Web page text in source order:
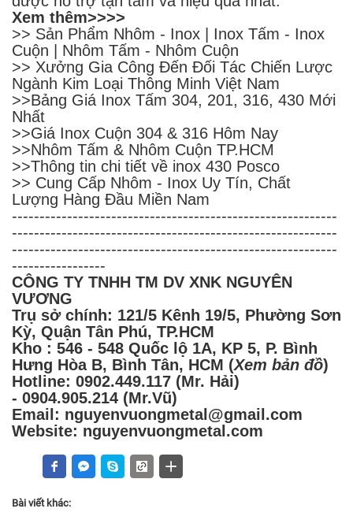
Xem thêm>>>>
>> Sản Phẩm Nhôm - Inox | Inox Tấm - Inox
Cuộn | Nhôm Tấm - Nhôm Cuộn
>> Xưởng Gia Công Đến Đối Tác Chiến Lược
Ngành Kim Loại Thông Minh Việt Nam
>>Bảng Giá Inox Tấm 304, 201, 316, 430 Mới
Nhất
>>Giá Inox Cuộn 304 & 316 Hôm Nay
>>Nhôm Tấm & Nhôm Cuộn TP.HCM
>>Thông tin chi tiết về inox 430 Posco
>> Cung Cấp Nhôm - Inox Uy Tín, Chất
Lượng Hàng Đầu Miền Nam
-----------------------------------------------------------
-----------------------------------------------------------
-----------------------------------------------------------
-----------------
CÔNG TY TNHH TM DV XNK NGUYÊN
VƯƠNG
Trụ sở chính: 121/5 Kênh 19/5, Phường Sơn
Kỳ, Quận Tân Phú, TP.HCM
Kho : 546 - 548 Quốc lộ 1A, KP 5, P. Bình
Hưng Hòa B, Bình Tân, HCM (Xem bản đồ)
Hotline: 0902.449.117 (Mr. Hải)
- 0904.905.214 (Mr.Vũ)
Email: nguyenvuongmetal@gmail.com
Website: nguyenvuongmetal.com
Bài viết khác: